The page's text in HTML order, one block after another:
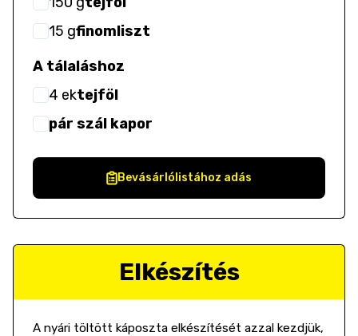
15 gfinomliszt
A tálaláshoz
4 ektejföl
pár szál kapor
Bevásárlólistához adás
Elkészítés
A nyári töltött káposzta elkészítését azzal kezdjük,